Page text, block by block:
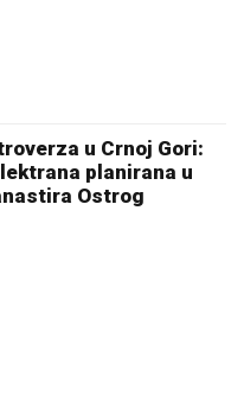
u Crnoj Gori:
planirana u
Ostrog